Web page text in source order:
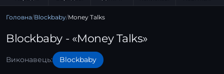
Головна/Blockbaby/Money Talks
Blockbaby - «Money Talks»
Виконавець: Blockbaby